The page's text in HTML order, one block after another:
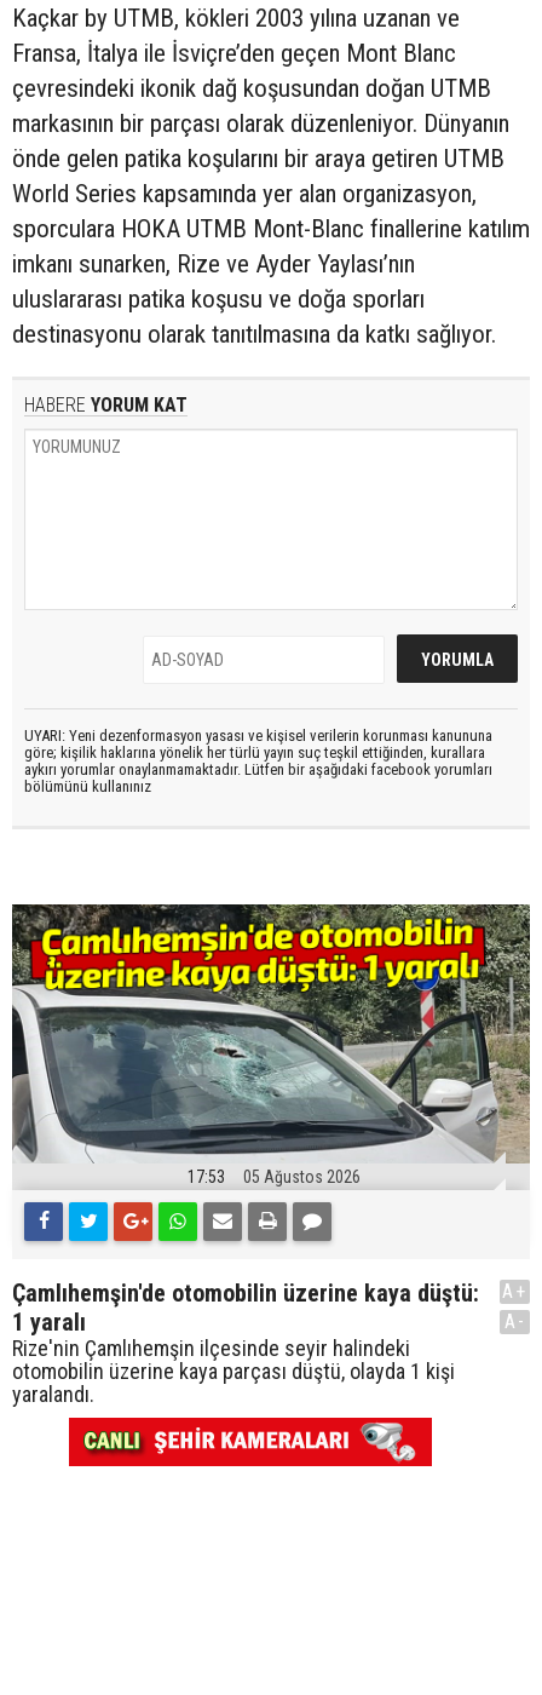
Kaçkar by UTMB, kökleri 2003 yılına uzanan ve
Fransa, İtalya ile İsviçre’den geçen Mont Blanc
çevresindeki ikonik dağ koşusundan doğan UTMB
markasının bir parçası olarak düzenleniyor. Dünyanın
önde gelen patika koşularını bir araya getiren UTMB
World Series kapsamında yer alan organizasyon,
sporculara HOKA UTMB Mont-Blanc finallerine katılım
imkanı sunarken, Rize ve Ayder Yaylası’nın
uluslararası patika koşusu ve doğa sporları
destinasyonu olarak tanıtılmasına da katkı sağlıyor.
HABERE YORUM KAT
UYARI: Yeni dezenformasyon yasası ve kişisel verilerin korunması kanununa
göre; kişilik haklarına yönelik her türlü yayın suç teşkil ettiğinden, kurallara
aykırı yorumlar onaylanmamaktadır. Lütfen bir aşağıdaki facebook yorumları
bölümünü kullanınız
17:53 05 Ağustos 2026
Çamlıhemşin'de otomobilin üzerine kaya düştü:
1 yaralı
Rize'nin Çamlıhemşin ilçesinde seyir halindeki
otomobilin üzerine kaya parçası düştü, olayda 1 kişi
yaralandı.
A+
A-